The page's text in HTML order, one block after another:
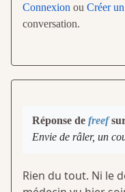
Connexion ou Créer
conversation.
Réponse de freef
Envie de râler, un
Rien du tout. Ni le